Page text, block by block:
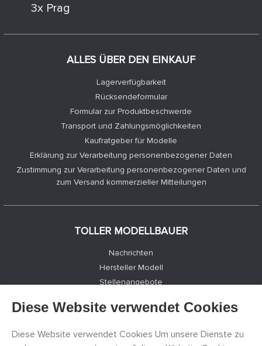
ALLES ÜBER DEN EINKAUF
Lagerverfügbarkeit
Rücksendeformular
Formular zur Produktbeschwerde
Transport und Zahlungsmöglichkeiten
Kaufratgeber für Modelle
Erklärung zur Verarbeitung personenbezogener Daten
Zustimmung zur Verarbeitung personenbezogener Daten und
zum Versand kommerzieller Mitteilungen
TOLLER MODELLBAUER
Nachrichten
Hersteller Modell
Stellenangebote
Registrierung
Cookies Einstellungen
3x Prag
Diese Website verwendet Cookies
Diese Website verwendet Cookies Um unsere Dienste zu